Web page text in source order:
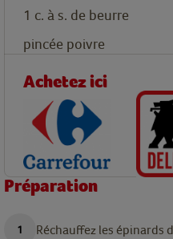
1 c. à s. de beurre
pincée poivre
Achetez ici
Préparation
Réchauffez les épinards